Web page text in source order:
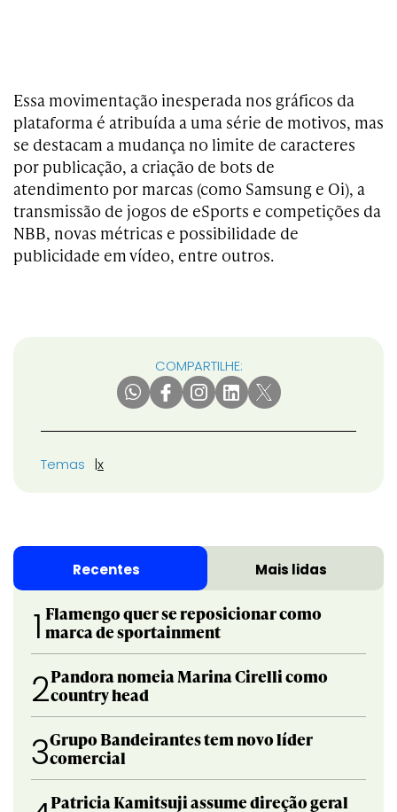
Essa movimentação inesperada nos gráficos da
plataforma é atribuída a uma série de motivos, mas
se destacam a mudança no limite de caracteres
por publicação, a criação de bots de
atendimento por marcas (como Samsung e Oi), a
transmissão de jogos de eSports e competições da
NBB, novas métricas e possibilidade de
publicidade em vídeo, entre outros.
COMPARTILHE:
Temas x
Recentes Mais lidas
1 Flamengo quer se reposicionar como
marca de sportainment
2Pandora nomeia Marina Cirelli como
country head
3Grupo Bandeirantes tem novo líder
comercial
Patricia Kamitsuji assume direção geral